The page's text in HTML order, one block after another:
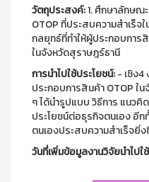
วัตถุประสงค์:1. ศึกษาลักษณ
OTOP ที่ประสบความสำเร็จ
กลยุทธ์ที่ทำให้ผู้ประกอบการ
ในจังหวัดสุราษฎร์ธานี
การนำไปใช้ประโยชน์:- เชิง4
ประกอบการสินค้า OTOP ใ
ๆ ได้นำรูปแบบ วิธีการ แนวคิ
ประโยชน์ต่อธุรกิจตนเอง อี
ตนเองประสบความสำเร็จยิ่
วันที่เพิ่มข้อมูลงานวิจัยนำไปใ